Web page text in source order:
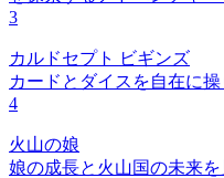
3
カルドセプト ビギンズ
カードとダイスを自在に
4
火山の娘
娘の成長と火山国の未来